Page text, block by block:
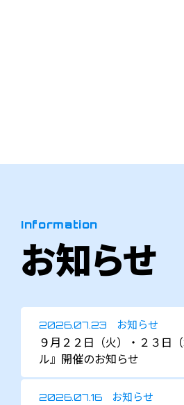
Information
お知らせ
2026.07.23 お知らせ
９月２２日（火）・２３日
ル』開催のお知らせ
2026.07.16 お知らせ